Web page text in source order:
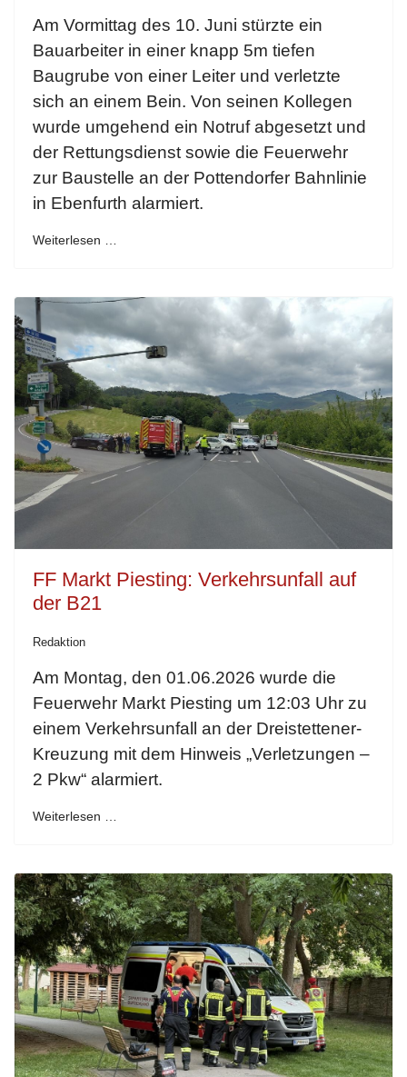
Am Vormittag des 10. Juni stürzte ein
Bauarbeiter in einer knapp 5m tiefen
Baugrube von einer Leiter und verletzte
sich an einem Bein. Von seinen Kollegen
wurde umgehend ein Notruf abgesetzt und
der Rettungsdienst sowie die Feuerwehr
zur Baustelle an der Pottendorfer Bahnlinie
in Ebenfurth alarmiert.
Weiterlesen …
FF Markt Piesting: Verkehrsunfall auf
der B21
Redaktion
Am Montag, den 01.06.2026 wurde die
Feuerwehr Markt Piesting um 12:03 Uhr zu
einem Verkehrsunfall an der Dreistettener-
Kreuzung mit dem Hinweis „Verletzungen –
2 Pkw“ alarmiert.
Weiterlesen …